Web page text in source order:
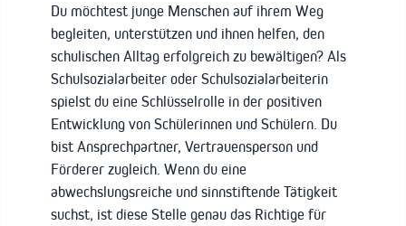
Du möchtest junge Menschen auf ihrem Weg
begleiten, unterstützen und ihnen helfen, den
schulischen Alltag erfolgreich zu bewältigen? Als
Schulsozialarbeiter oder Schulsozialarbeiterin
spielst du eine Schlüsselrolle in der positiven
Entwicklung von Schülerinnen und Schülern. Du
bist Ansprechpartner, Vertrauensperson und
Förderer zugleich. Wenn du eine
abwechslungsreiche und sinnstiftende Tätigkeit
suchst, ist diese Stelle genau das Richtige für